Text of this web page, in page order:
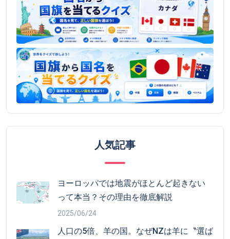
人気記事
ヨーロッパでは地震がほとんど起きない
って本当？その理由を徹底解説
2025/06/24
人口の5倍、羊の国。なぜNZは羊に〝選ば